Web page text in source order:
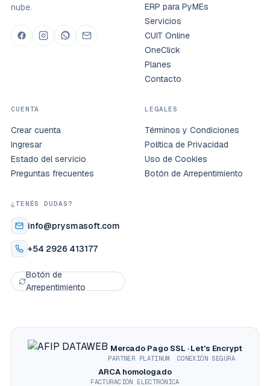
nube.
ERP para PyMEs
Servicios
CUIT Online
OneClick
Planes
Contacto
CUENTA
Crear cuenta
Ingresar
Estado del servicio
Preguntas frecuentes
LEGALES
Términos y Condiciones
Política de Privacidad
Uso de Cookies
Botón de Arrepentimiento
¿TENÉS DUDAS?
info@prysmasoft.com
+54 2926 413177
Botón de
Arrepentimiento
Mercado Pago
PARTNER PLATINUM
SSL · Let's Encrypt
CONEXIÓN SEGURA
ARCA homologado
FACTURACIÓN ELECTRÓNICA